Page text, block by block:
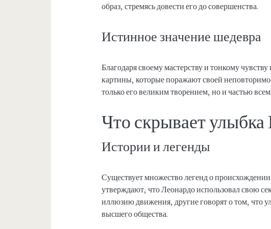
образ, стремясь довести его до совершенства.
Истинное значение шедевра
Благодаря своему мастерству и тонкому
картины, которые поражают своей
только его великим творением, но и частью
Что скрывает
Истории и легенды
Существует множество легенд о
утверждают, что Леонардо использовал свою
иллюзию движения, другие говорят о том, что
высшего общества.